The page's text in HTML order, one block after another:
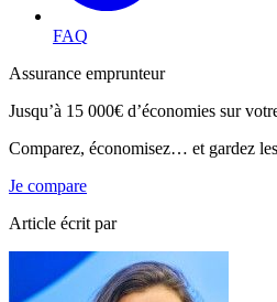
FAQ
Assurance emprunteur
Jusqu’à 15 000€ d’économies sur
Comparez, économisez… et gardez
Je compare
Article écrit par